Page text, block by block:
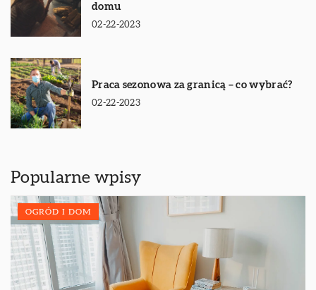
domu
02-22-2023
Praca sezonowa za granicą – co wybrać?
02-22-2023
Popularne wpisy
OGRÓD I DOM